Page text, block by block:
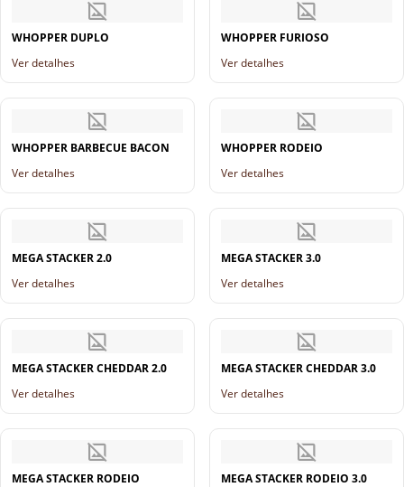
WHOPPER DUPLO
Ver detalhes
WHOPPER FURIOSO
Ver detalhes
WHOPPER BARBECUE BACON
Ver detalhes
WHOPPER RODEIO
Ver detalhes
MEGA STACKER 2.0
Ver detalhes
MEGA STACKER 3.0
Ver detalhes
MEGA STACKER CHEDDAR 2.0
Ver detalhes
MEGA STACKER CHEDDAR 3.0
Ver detalhes
MEGA STACKER RODEIO
MEGA STACKER RODEIO 3.0